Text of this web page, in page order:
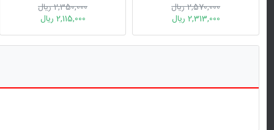
2,570,000 ریال
2,313,000 ریال
2,350,000 ریال
2,115,000 ریال